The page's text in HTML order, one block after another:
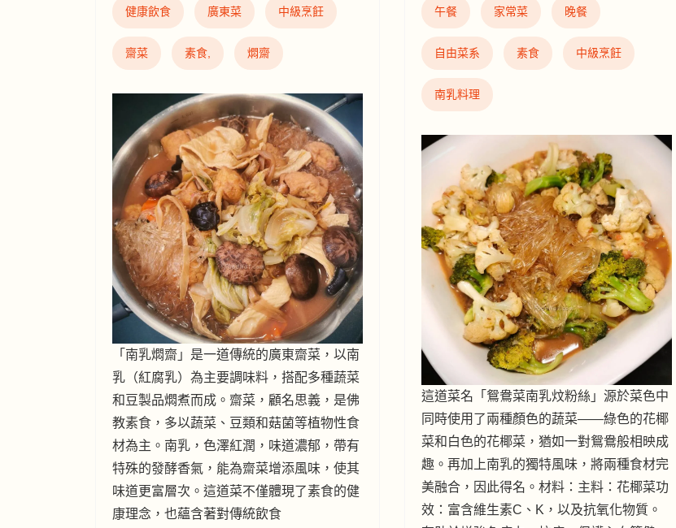
健康飲食 廣東菜 中級烹飪
齋菜 素食, 燜齋
「南乳燜齋」是一道傳統的廣東齋菜，以南
乳（紅腐乳）為主要調味料，搭配多種蔬菜
和豆製品燜煮而成。齋菜，顧名思義，是佛
教素食，多以蔬菜、豆類和菇菌等植物性食
材為主。南乳，色澤紅潤，味道濃郁，帶有
特殊的發酵香氣，能為齋菜增添風味，使其
味道更富層次。這道菜不僅體現了素食的健
康理念，也蘊含著對傳統飲食
午餐 家常菜 晚餐
自由菜系 素食 中級烹飪
南乳料理
這道菜名「鴛鴦菜南乳炆粉絲」源於菜色中
同時使用了兩種顏色的蔬菜——綠色的花椰
菜和白色的花椰菜，猶如一對鴛鴦般相映成
趣。再加上南乳的獨特風味，將兩種食材完
美融合，因此得名。材料：主料：花椰菜功
效：富含維生素C、K，以及抗氧化物質。